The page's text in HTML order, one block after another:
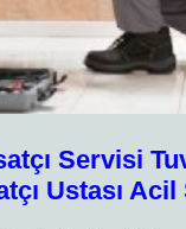
Servisi
Ustası